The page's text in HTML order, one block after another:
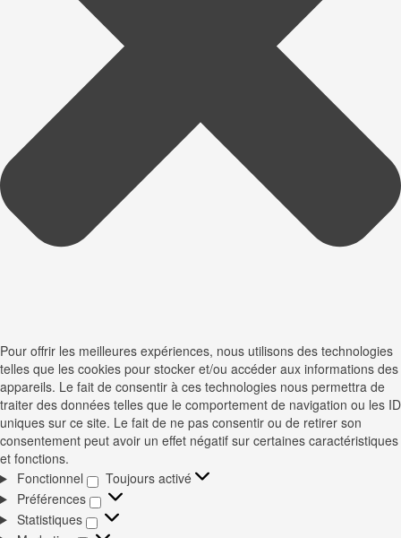
Pour offrir les meilleures expériences, nous utilisons des technologies
telles que les cookies pour stocker et/ou accéder aux informations des
appareils. Le fait de consentir à ces technologies nous permettra de
traiter des données telles que le comportement de navigation ou les ID
uniques sur ce site. Le fait de ne pas consentir ou de retirer son
consentement peut avoir un effet négatif sur certaines caractéristiques
et fonctions.
Fonctionnel
Fonctionnel
Toujours activé
Préférences
Préférences
Statistiques Statistiques